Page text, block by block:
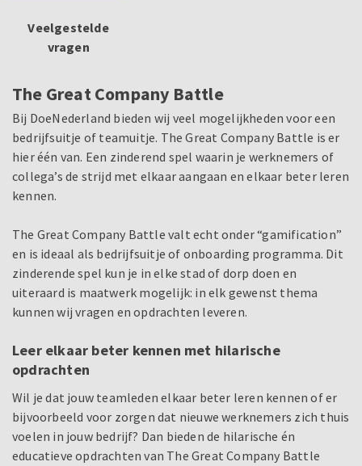
Veelgestelde
vragen
The Great Company Battle
Bij DoeNederland bieden wij veel mogelijkheden voor een
bedrijfsuitje of teamuitje. The Great Company Battle is er
hier één van. Een zinderend spel waarin je werknemers of
collega’s de strijd met elkaar aangaan en elkaar beter leren
kennen.
The Great Company Battle valt echt onder “gamification”
en is ideaal als bedrijfsuitje of onboarding programma. Dit
zinderende spel kun je in elke stad of dorp doen en
uiteraard is maatwerk mogelijk: in elk gewenst thema
kunnen wij vragen en opdrachten leveren.
Leer elkaar beter kennen met hilarische
opdrachten
Wil je dat jouw teamleden elkaar beter leren kennen of er
bijvoorbeeld voor zorgen dat nieuwe werknemers zich thuis
voelen in jouw bedrijf? Dan bieden de hilarische én
educatieve opdrachten van The Great Company Battle